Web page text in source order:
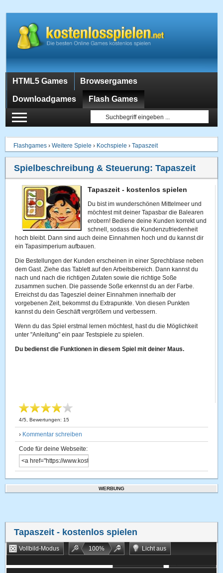
HTML5 Games Browsergames
Downloadgames Flash Games
Flashgames ›Weitere Spiele › Kochspiele ›Tapaszeit
Spielbeschreibung & Steuerung:Tapaszeit
Tapaszeit - kostenlos spielen
Du bist im wunderschönen Mittelmeer und
möchtest mit deiner Tapasbar die Balearen
erobern! Bediene deine Kunden korrekt und
schnell, sodass die Kundenzufriedenheit
hoch bleibt. Dann sind auch deine Einnahmen hoch und du kannst dir
ein Tapasimperium aufbauen.
Die Bestellungen der Kunden erscheinen in einer Sprechblase neben
dem Gast. Ziehe das Tablett auf den Arbeitsbereich. Dann kannst du
nach und nach die richtigen Zutaten sowie die richtige Soße
zusammen suchen. Die passende Soße erkennst du an der Farbe.
Erreichst du das Tagesziel deiner Einnahmen innerhalb der
vorgebenen Zeit, bekommst du Extrapunkte. Von diesen Punkten
kannst du dein Geschäft vergrößern und verbessern.
Wenn du das Spiel erstmal lernen möchtest, hast du die Möglichkeit
unter "Anleitung" ein paar Testspiele zu spielen.
Du bedienst die Funktionen in diesem Spiel mit deiner Maus.
4/5 , Bewertungen: 15
› Kommentar schreiben
Code für deine Webseite:
WERBUNG
Tapaszeit - kostenlos spielen
Vollbild-Modus 100%
Licht aus